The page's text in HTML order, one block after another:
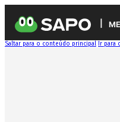
Saltar para o conteúdo principal Ir